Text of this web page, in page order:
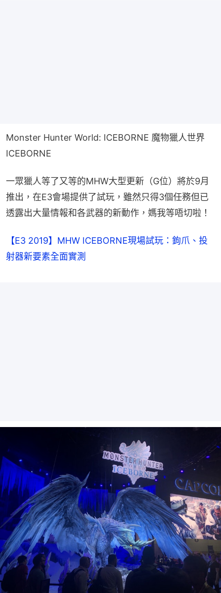
Monster Hunter World: ICEBORNE 魔物獵人世界
ICEBORNE
一眾獵人等了又等的MHW大型更新（G位）將於9月
推出，在E3會場提供了試玩，雖然只得3個任務但已
透露出大量情報和各武器的新動作，媽我等唔切啦！
【E3 2019】MHW ICEBORNE現場試玩：鉤爪、投
射器新要素全面實測